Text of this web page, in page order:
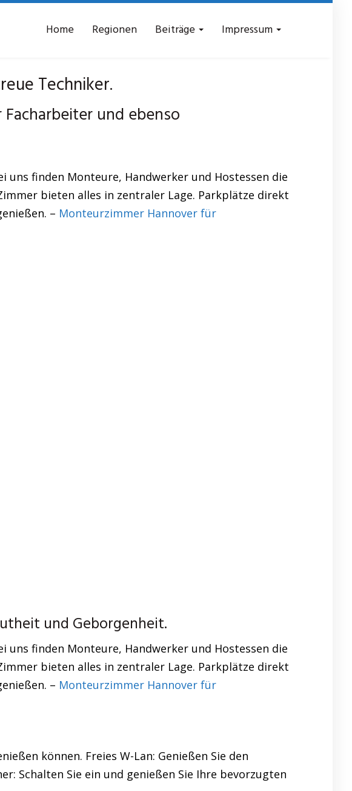
Home Regionen Beiträge Impressum
Techniker.
und ebenso
finden Monteure, Handwerker und Hostessen die
bieten alles in zentraler Lage. Parkplätze direkt
– Monteurzimmer Hannover für
und Geborgenheit.
finden Monteure, Handwerker und Hostessen die
bieten alles in zentraler Lage. Parkplätze direkt
– Monteurzimmer Hannover für
können. Freies W-Lan: Genießen Sie den
Schalten Sie ein und genießen Sie Ihre bevorzugten